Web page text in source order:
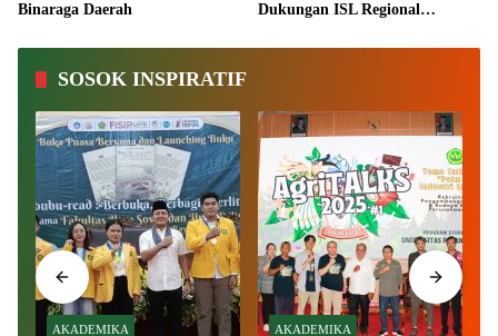
Binaraga Daerah
Dukungan ISL Regional
SOSOK INSPIRATIF
AKADEMIKA AKADEMIKA